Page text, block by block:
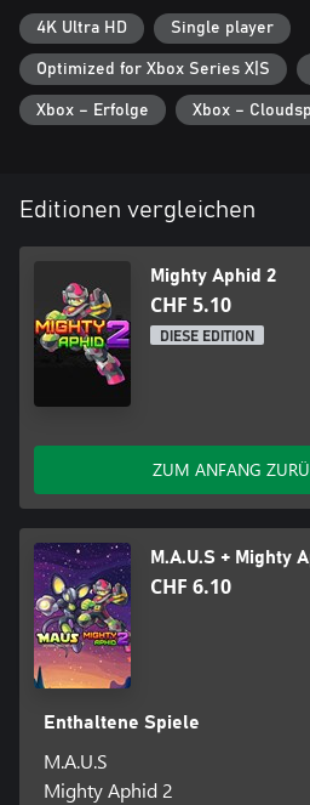
4K Ultra HD Single player
Optimized for Xbox Series X|S
Xbox – Erfolge Xbox –
Editionen vergleichen
Mighty Aphid 2
CHF 5.10
DIESE EDITION
ZUM ANFANG
M.A.U.S + Mighty
CHF 6.10
Enthaltene Spiele
M.A.U.S
Mighty Aphid 2